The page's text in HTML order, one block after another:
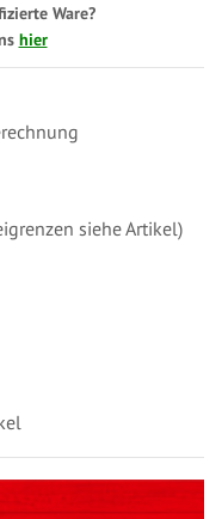
Ware?
hier
siehe Artikel)